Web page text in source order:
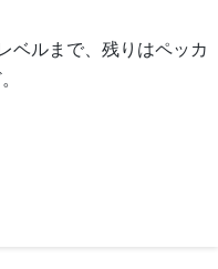
ベルまで、残りはペッカ